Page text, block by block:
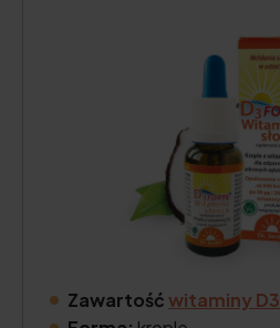
Zawartośćwitaminy D3